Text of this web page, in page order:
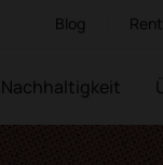
Blog
Nachhaltigkeit